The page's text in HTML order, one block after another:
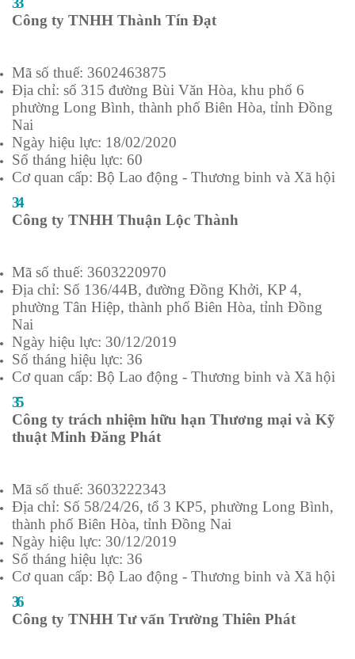
Công ty TNHH Thành Tín Đạt
Mã số thuế: 3602463875
Địa chỉ: số 315 đường Bùi Văn Hòa, khu phố 6
phường Long Bình, thành phố Biên Hòa, tỉnh Đồng
Nai
Ngày hiệu lực: 18/02/2020
Số tháng hiệu lực: 60
Cơ quan cấp: Bộ Lao động - Thương binh và Xã hội
34
Công ty TNHH Thuận Lộc Thành
Mã số thuế: 3603220970
Địa chỉ: Số 136/44B, đường Đồng Khởi, KP 4,
phường Tân Hiệp, thành phố Biên Hòa, tỉnh Đồng
Nai
Ngày hiệu lực: 30/12/2019
Số tháng hiệu lực: 36
Cơ quan cấp: Bộ Lao động - Thương binh và Xã hội
35
Công ty trách nhiệm hữu hạn Thương mại và Kỹ
thuật Minh Đăng Phát
Mã số thuế: 3603222343
Địa chỉ: Số 58/24/26, tổ 3 KP5, phường Long Bình,
thành phố Biên Hòa, tỉnh Đồng Nai
Ngày hiệu lực: 30/12/2019
Số tháng hiệu lực: 36
Cơ quan cấp: Bộ Lao động - Thương binh và Xã hội
36
Công ty TNHH Tư vấn Trường Thiên Phát